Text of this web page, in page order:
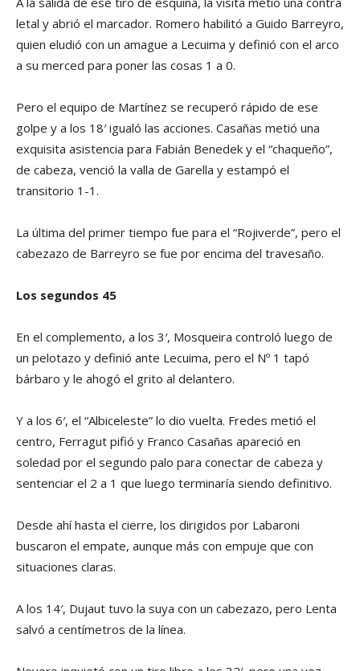
letal y abrió el marcador. Romero habilitó a Guido Barreyro,
quien eludió con un amague a Lecuima y definió con el arco
a su merced para poner las cosas 1 a 0.
Pero el equipo de Martínez se recuperó rápido de ese
golpe y a los 18′ igualó las acciones. Casañas metió una
exquisita asistencia para Fabián Benedek y el “chaqueño”,
de cabeza, venció la valla de Garella y estampó el
transitorio 1-1.
La última del primer tiempo fue para el “Rojiverde”, pero el
cabezazo de Barreyro se fue por encima del travesaño.
Los segundos 45
En el complemento, a los 3′, Mosqueira controló luego de
un pelotazo y definió ante Lecuima, pero el Nº 1 tapó
bárbaro y le ahogó el grito al delantero.
Y a los 6′, el “Albiceleste” lo dio vuelta. Fredes metió el
centro, Ferragut pifió y Franco Casañas apareció en
soledad por el segundo palo para conectar de cabeza y
sentenciar el 2 a 1 que luego terminaría siendo definitivo.
Desde ahí hasta el cierre, los dirigidos por Labaroni
buscaron el empate, aunque más con empuje que con
situaciones claras.
A los 14′, Dujaut tuvo la suya con un cabezazo, pero Lenta
salvó a centímetros de la línea.